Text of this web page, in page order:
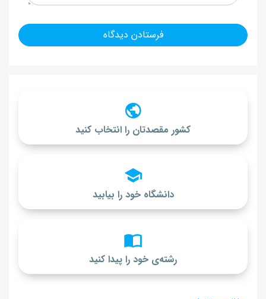
کشور مقصدتان را انتخاب کنید
دانشگاه خود را بیابید
رشته‌ی خود را پیدا کنید